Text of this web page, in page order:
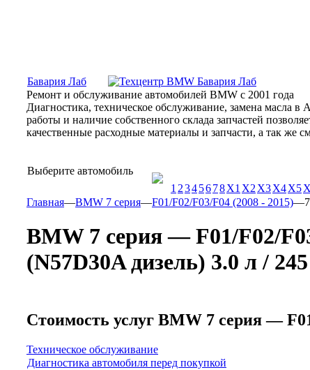
Бавария Лаб
Ремонт и обслуживание автомобилей BMW с 2001 года
Диагностика, техническое обслуживание, замена масла
работы и наличие собственного склада запчастей
качественные расходные материалы и запчасти, а так же
Выберите автомобиль
1 2345678X1 X2 X3X4X5
Главная—BMW 7 серия—F01/F02/F03/F04 (2008 - 2015)—
BMW 7 серия — F01/F02/
(N57D30A дизель) 3.0 л /
Стоимость услуг BMW 7 серия —
Техническое обслуживание
Диагностика автомобиля перед покупкой